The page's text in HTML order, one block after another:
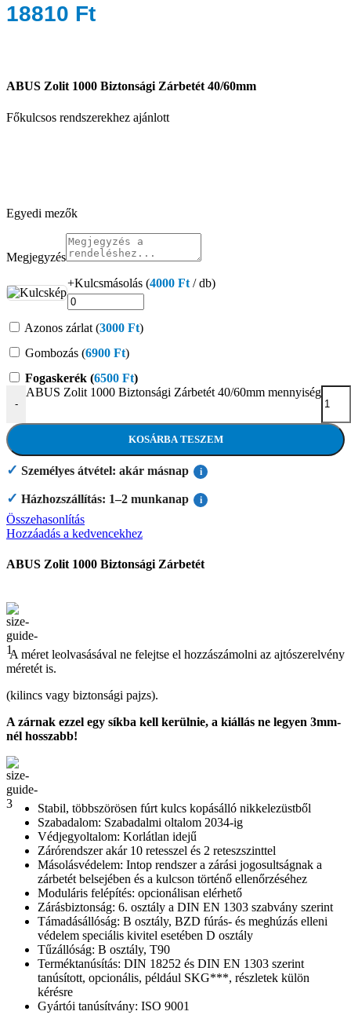
18810 Ft
ABUS Zolit 1000 Biztonsági Zárbetét 40/60mm
Főkulcsos rendszerekhez ajánlott
Egyedi mezők
Megjegyzés
+Kulcsmásolás (4000 Ft / db)
Azonos zárlat (3000 Ft)
Gombozás (6900 Ft)
Fogaskerék (6500 Ft)
-
ABUS Zolit 1000 Biztonsági Zárbetét 40/60mm mennyiség
KOSÁRBA TESZEM
✓ Személyes átvétel: akár másnap i
✓ Házhozszállítás: 1–2 munkanap i
Összehasonlítás
Hozzáadás a kedvencekhez
ABUS Zolit 1000 Biztonsági Zárbetét
A méret leolvasásával ne felejtse el hozzászámolni az ajtószerelvény
méretét is.
(kilincs vagy biztonsági pajzs).
A zárnak ezzel egy síkba kell kerülnie, a kiállás ne legyen 3mm-
nél hosszabb!
Stabil, többszörösen fúrt kulcs kopásálló nikkelezüstből
Szabadalom: Szabadalmi oltalom 2034-ig
Védjegyoltalom: Korlátlan idejű
Zárórendszer akár 10 retesszel és 2 reteszszinttel
Másolásvédelem: Intop rendszer a zárási jogosultságnak a
zárbetét belsejében és a kulcson történő ellenőrzéséhez
Moduláris felépítés: opcionálisan elérhető
Zárásbiztonság: 6. osztály a DIN EN 1303 szabvány szerint
Támadásállóság: B osztály, BZD fúrás- és meghúzás elleni
védelem speciális kivitel esetében D osztály
Tűzállóság: B osztály, T90
Terméktanúsítás: DIN 18252 és DIN EN 1303 szerint
tanúsított, opcionális, például SKG***, részletek külön
kérésre
Gyártói tanúsítvány: ISO 9001